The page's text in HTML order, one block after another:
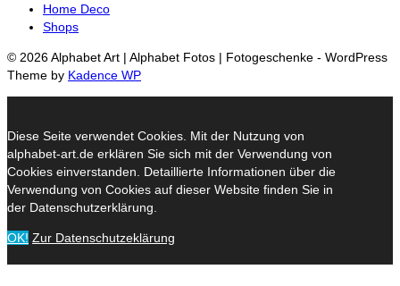
Home Deco
Shops
© 2026 Alphabet Art | Alphabet Fotos | Fotogeschenke - WordPress
Theme by Kadence WP
Diese Seite verwendet Cookies. Mit der Nutzung von
alphabet-art.de erklären Sie sich mit der Verwendung von
Cookies einverstanden. Detaillierte Informationen über die
Verwendung von Cookies auf dieser Website finden Sie in
der Datenschutzerklärung.
OK! Zur Datenschutzeklärung